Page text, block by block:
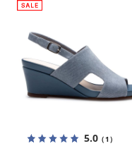
5.0（1）